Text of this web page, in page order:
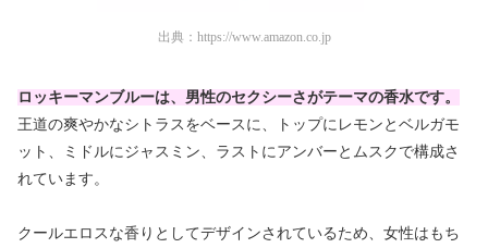
出典： https://www.amazon.co.jp
ロッキーマンブルーは、男性のセクシーさがテーマの香水です。
王道の爽やかなシトラスをベースに、トップにレモンとベルガモ
ット、ミドルにジャスミン、ラストにアンバーとムスクで構成さ
れています。
クールエロスな香りとしてデザインされているため、女性はもち